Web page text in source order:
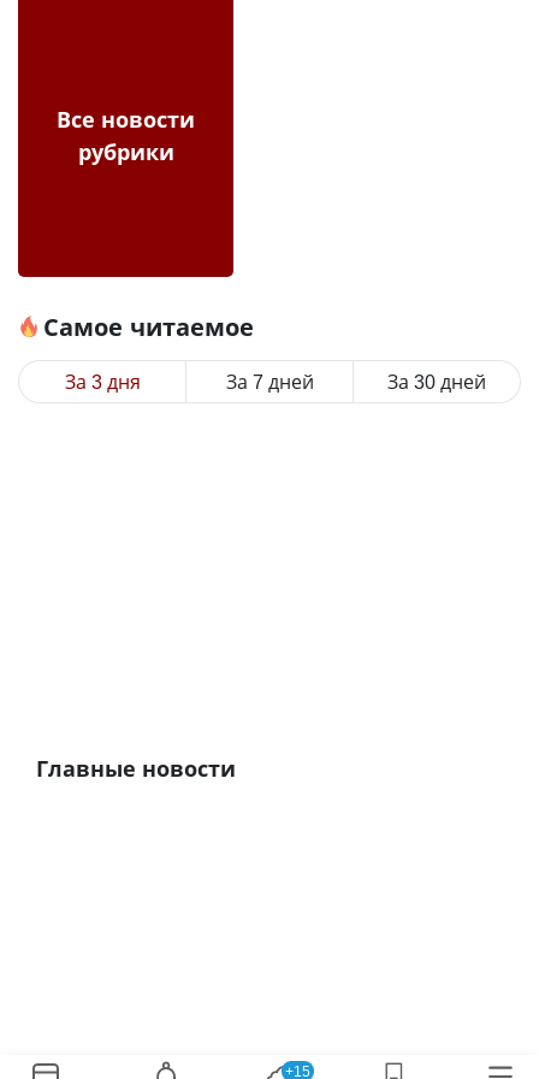
Все новости
рубрики
Самое читаемое
За 3 дня За 7 дней За 30 дней
Главные новости
+15